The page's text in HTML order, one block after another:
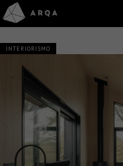
INTERIORISMO